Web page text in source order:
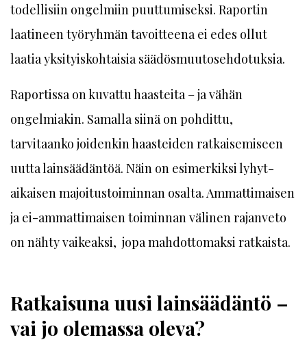
todellisiin ongelmiin puuttumiseksi. Raportin
laatineen työryhmän tavoitteena ei edes ollut
laatia yksityiskohtaisia säädösmuutosehdotuksia.
Raportissa on kuvattu haasteita – ja vähän
ongelmiakin. Samalla siinä on pohdittu,
tarvitaanko joidenkin haasteiden ratkaisemiseen
uutta lainsäädäntöä. Näin on esimerkiksi lyhyt­
aikaisen majoitustoiminnan osalta. Ammattimaisen
ja ei-ammattimaisen toiminnan välinen rajanveto
on nähty vaikeaksi, jopa mahdottomaksi ratkaista.
Ratkaisuna uusi lainsäädäntö –
vai jo olemassa oleva?